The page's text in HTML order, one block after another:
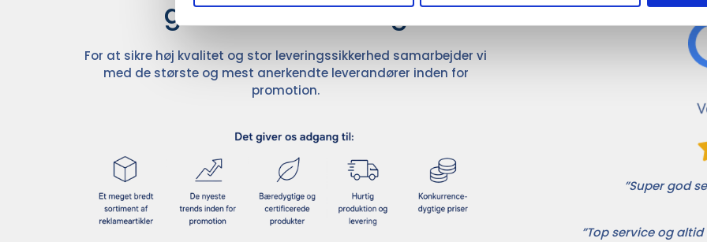
giver større udvalg
For at sikre høj kvalitet og stor leveringssikkerhed samarbejder vi
med de største og mest anerkendte leverandører inden for
promotion.
”Super god
”Top service og